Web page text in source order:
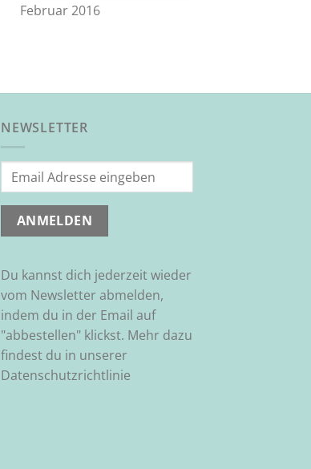
Februar 2016
NEWSLETTER
Du kannst dich jederzeit wieder
vom Newsletter abmelden,
indem du in der Email auf
"abbestellen" klickst. Mehr dazu
findest du in unserer
Datenschutzrichtlinie